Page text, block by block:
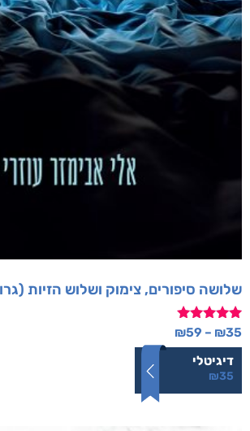
שלושה סיפורים, צימוק ושלוש הזיות
דורג
מתוך 5
₪35
–
₪59
דיגיטלי
₪35